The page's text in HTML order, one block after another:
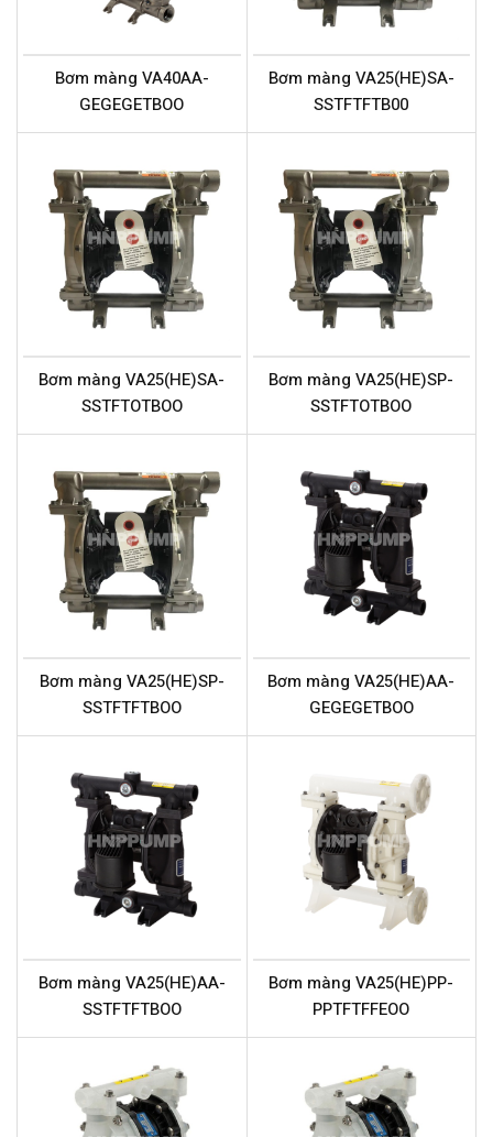
Bơm màng VA40AA-
GEGEGETBOO
Bơm màng VA25(HE)SA-
SSTFTFTB00
Bơm màng VA25(HE)SA-
SSTFTOTBOO
Bơm màng VA25(HE)SP-
SSTFTOTBOO
Bơm màng VA25(HE)SP-
SSTFTFTBOO
Bơm màng VA25(HE)AA-
GEGEGETBOO
Bơm màng VA25(HE)AA-
SSTFTFTBOO
Bơm màng VA25(HE)PP-
PPTFTFFEOO